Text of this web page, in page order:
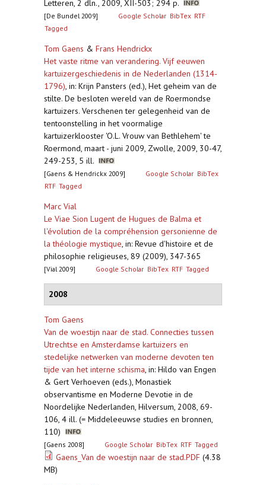
Letteren, 2 dln., 2009, XII-503; 294 p.
[De Bundel 2009] Google Scholar BibTex RTF
Tagged
Tom Gaens & Frans Hendrickx
Het vaste ritme van verandering. Vijf eeuwen
kartuizergeschiedenis in de Nederlanden (1314-
1796), in: Krijn Pansters (ed.), Het geheim van de
stilte. De besloten wereld van de Roermondse
kartuizers. Verschenen ter gelegenheid van de
tentoonstelling in het voormalige
kartuizerklooster 'O.L. Vrouw van Bethlehem' te
Roermond, maart - juni 2009, Zwolle, 2009, 30-47,
249-253, 5 ill.
[Gaens & Hendrickx 2009] Google Scholar BibTex
RTF Tagged
Marc Vial
Le Viae Sion Lugent de Hugues de Balma et
l'évolution de la compréhension gersonienne de
la théologie mystique, in: Revue d'histoire et de
philosophie religieuses, 89 (2009), 347-365
[Vial 2009] Google Scholar BibTex RTF Tagged
2008
Tom Gaens
Van de woestijn naar de stad. Connecties tussen
Utrechtse en Amsterdamse kartuizers en
stedelijke netwerken van moderne devoten ten
tijde van het interne schisma, in: Hildo van Engen
& Gert Verhoeven (eds.), Monastiek
observantisme en Moderne Devotie in de
Noordelijke Nederlanden, Hilversum, 2008, 69-
106, 4 ill. (= Middeleeuwse studies en bronnen,
110)
[Gaens 2008] Google Scholar BibTex RTF Tagged
Gaens_Van de woestijn naar de stad.PDF (4.38
MB)